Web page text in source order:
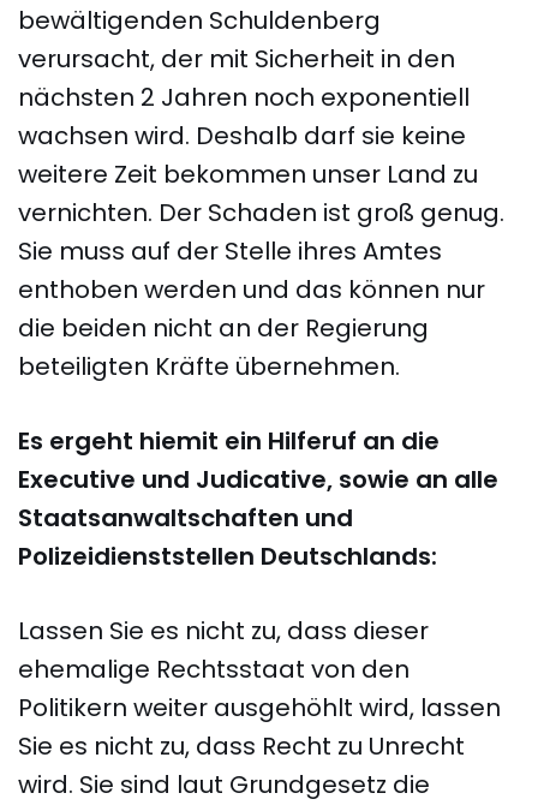
bewältigenden Schuldenberg
verursacht, der mit Sicherheit in den
nächsten 2 Jahren noch exponentiell
wachsen wird. Deshalb darf sie keine
weitere Zeit bekommen unser Land zu
vernichten. Der Schaden ist groß genug.
Sie muss auf der Stelle ihres Amtes
enthoben werden und das können nur
die beiden nicht an der Regierung
beteiligten Kräfte übernehmen.
Es ergeht hiemit ein Hilferuf an die
Executive und Judicative, sowie an alle
Staatsanwaltschaften und
Polizeidienststellen Deutschlands:
Lassen Sie es nicht zu, dass dieser
ehemalige Rechtsstaat von den
Politikern weiter ausgehöhlt wird, lassen
Sie es nicht zu, dass Recht zu Unrecht
wird. Sie sind laut Grundgesetz die